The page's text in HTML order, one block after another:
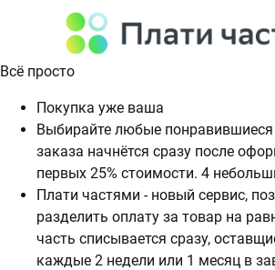
Всё просто
Покупка уже ваша
Выбирайте любые понравившиеся
заказа начнётся сразу после
первых 25% стоимости. 4
Плати частями - новый сервис,
разделить оплату за товар на
часть списывается сразу,
каждые 2 недели или 1 месяц в